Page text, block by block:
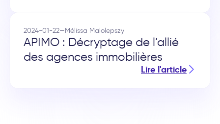
2024-01-22—Mélissa Malolepszy
APIMO : Décryptage de l’allié
des agences immobilières
Lire l'article